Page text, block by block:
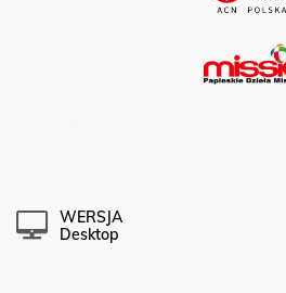
WERSJA
Desktop